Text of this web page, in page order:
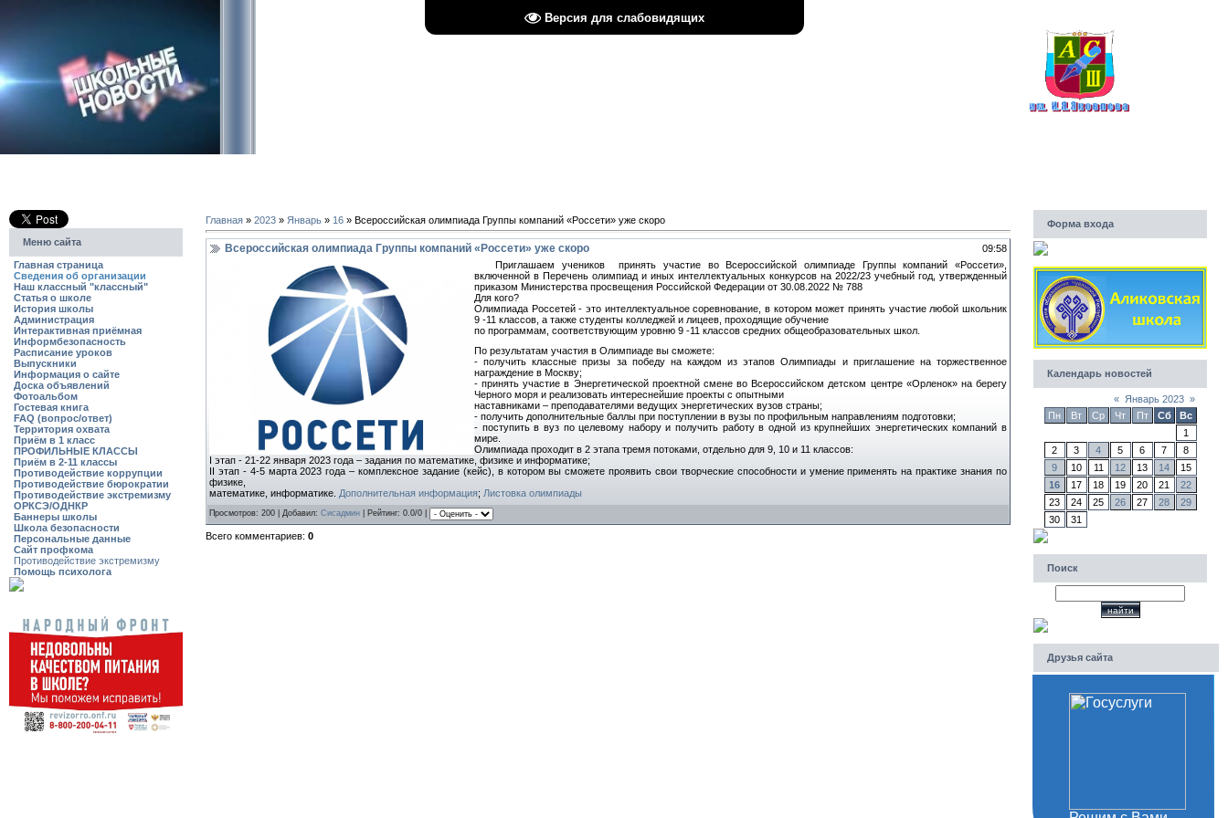
Версия для слабовидящих
Меню сайта
Главная страница
Сведения об организации
Наш классный "классный"
Статья о школе
История школы
Администрация
Интерактивная приёмная
Информбезопасность
Расписание уроков
Выпускники
Информация о сайте
Доска объявлений
Фотоальбом
Гостевая книга
FAQ (вопрос/ответ)
Территория охвата
Приём в 1 класс
ПРОФИЛЬНЫЕ КЛАССЫ
Приём в 2-11 классы
Противодействие коррупции
Противодействие бюрократии
Противодействие экстремизму
ОРКСЭ/ОДНКР
Баннеры школы
Школа безопасности
Персональные данные
Сайт профкома
Противодействие экстремизму
Помощь психолога
Главная » 2023 » Январь » 16 » Всероссийская олимпиада Группы компаний «Россети» уже скоро
Всероссийская олимпиада Группы компаний «Россети» уже скоро
09:58
Приглашаем учеников принять участие во Всероссийской олимпиаде Группы компаний «Россети»,
включенной в Перечень олимпиад и иных интеллектуальных конкурсов на 2022/23 учебный год, утвержденный
приказом Министерства просвещения Российской Федерации от 30.08.2022 № 788
Для кого?
Олимпиада Россетей - это интеллектуальное соревнование, в котором может принять участие любой школьник
9 -11 классов, а также студенты колледжей и лицеев, проходящие обучение
по программам, соответствующим уровню 9 -11 классов средних общеобразовательных школ.
По результатам участия в Олимпиаде вы сможете:
- получить классные призы за победу на каждом из этапов Олимпиады и приглашение на торжественное
награждение в Москву;
- принять участие в Энергетической проектной смене во Всероссийском детском центре «Орленок» на берегу
Черного моря и реализовать интереснейшие проекты с опытными
наставниками – преподавателями ведущих энергетических вузов страны;
- получить дополнительные баллы при поступлении в вузы по профильным направлениям подготовки;
- поступить в вуз по целевому набору и получить работу в одной из крупнейших энергетических компаний в
мире.
Олимпиада проходит в 2 этапа тремя потоками, отдельно для 9, 10 и 11 классов:
I этап - 21-22 января 2023 года – задания по математике, физике и информатике;
II этап - 4-5 марта 2023 года – комплексное задание (кейс), в котором вы сможете проявить свои творческие способности и умение применять на практике знания по
физике,
математике, информатике. Дополнительная информация; Листовка олимпиады
Просмотров: 200 | Добавил: Сисадмин | Рейтинг: 0.0/0 |
Всего комментариев: 0
Форма входа
Календарь новостей
« Январь 2023 »
Пн
Вт Ср Чт Пт Сб
Вс
1
2
3 4 5 6 7
8
9
10 11 12 13 14
15
16
17 18 19 20 21
22
23
24 25 26 27 28
29
30
31
Поиск
Друзья сайта